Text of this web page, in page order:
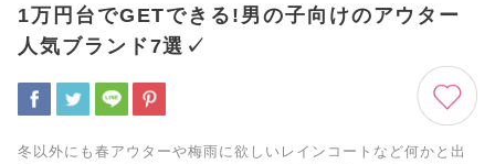
1万円台でGETできる!男の子向けのアウター
人気ブランド7選✓
冬以外にも春アウターや梅雨に欲しいレインコートなど何かと出